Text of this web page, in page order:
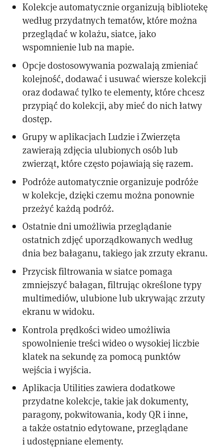
Kolekcje automatycznie organizują bibliotekę
według przydatnych tematów, które można
przeglądać w kolażu, siatce, jako
wspomnienie lub na mapie.
Opcje dostosowywania pozwalają zmieniać
kolejność, dodawać i usuwać wiersze kolekcji
oraz dodawać tylko te elementy, które chcesz
przypiąć do kolekcji, aby mieć do nich łatwy
dostęp.
Grupy w aplikacjach Ludzie i Zwierzęta
zawierają zdjęcia ulubionych osób lub
zwierząt, które często pojawiają się razem.
Podróże automatycznie organizuje podróże
w kolekcje, dzięki czemu można ponownie
przeżyć każdą podróż.
Ostatnie dni umożliwia przeglądanie
ostatnich zdjęć uporządkowanych według
dnia bez bałaganu, takiego jak zrzuty ekranu.
Przycisk filtrowania w siatce pomaga
zmniejszyć bałagan, filtrując określone typy
multimediów, ulubione lub ukrywając zrzuty
ekranu w widoku.
Kontrola prędkości wideo umożliwia
spowolnienie treści wideo o wysokiej liczbie
klatek na sekundę za pomocą punktów
wejścia i wyjścia.
Aplikacja Utilities zawiera dodatkowe
przydatne kolekcje, takie jak dokumenty,
paragony, pokwitowania, kody QR i inne,
a także ostatnio edytowane, przeglądane
i udostępniane elementy.